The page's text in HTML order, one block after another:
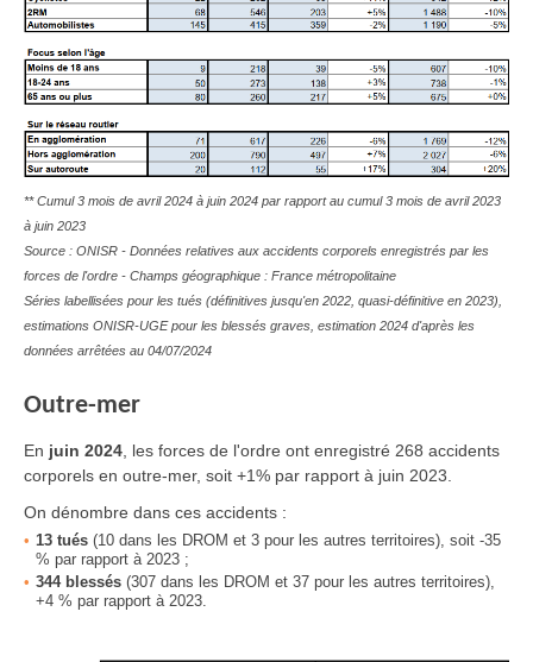
** Cumul 3 mois de avril 2024 à juin 2024 par rapport au cumul 3 mois de avril 2023
à juin 2023
Source : ONISR - Données relatives aux accidents corporels enregistrés par les
forces de l'ordre - Champs géographique : France métropolitaine
Séries labellisées pour les tués (définitives jusqu'en 2022, quasi-définitive en 2023),
estimations ONISR-UGE pour les blessés graves, estimation 2024 d'après les
données arrêtées au 04/07/2024
Outre-mer
En juin 2024, les forces de l'ordre ont enregistré 268 accidents
corporels en outre-mer, soit +1% par rapport à juin 2023.
On dénombre dans ces accidents :
13 tués (10 dans les DROM et 3 pour les autres territoires), soit -35
% par rapport à 2023 ;
344 blessés (307 dans les DROM et 37 pour les autres territoires),
+4 % par rapport à 2023.